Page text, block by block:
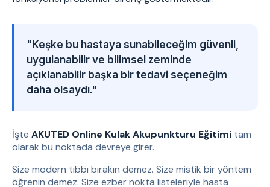
"Keşke bu hastaya sunabileceğim güvenli,
uygulanabilir ve bilimsel zeminde
açıklanabilir başka bir tedavi seçeneğim
daha olsaydı."
İşte AKUTED Online Kulak Akupunkturu Eğitimi tam
olarak bu noktada devreye girer.
Size modern tıbbı bırakın demez. Size mistik bir yöntem
öğrenin demez. Size ezber nokta listeleriyle hasta